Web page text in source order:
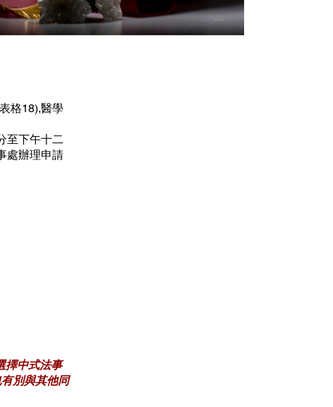
格18),醫學
至下午十二
處辦理申請
擇中式法事
別與其他同